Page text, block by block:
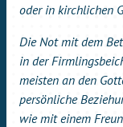
oder in kirchlichen
Die Not mit dem
in der
meisten an den
persönliche
wie mit einem